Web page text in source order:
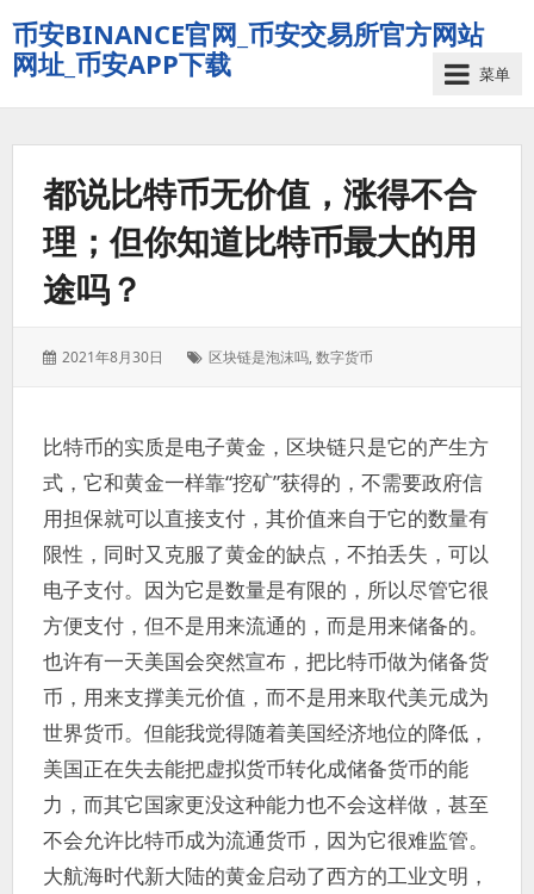
币安BINANCE官网_币安交易所官方网站
网址_币安APP下载
菜单
都说比特币无价值，涨得不合
理；但你知道比特币最大的用
途吗？
发
2021年8月30日
标
区块链是泡沫吗,数字货币
比特币的实质是电子黄金，区块链只是它的产生方
式，它和黄金一样靠“挖矿”获得的，不需要政府信
用担保就可以直接支付，其价值来自于它的数量有
限性，同时又克服了黄金的缺点，不拍丢失，可以
电子支付。因为它是数量是有限的，所以尽管它很
方便支付，但不是用来流通的，而是用来储备的。
也许有一天美国会突然宣布，把比特币做为储备货
币，用来支撑美元价值，而不是用来取代美元成为
世界货币。但能我觉得随着美国经济地位的降低，
美国正在失去能把虚拟货币转化成储备货币的能
力，而其它国家更没这种能力也不会这样做，甚至
不会允许比特币成为流通货币，因为它很难监管。
大航海时代新大陆的黄金启动了西方的工业文明，